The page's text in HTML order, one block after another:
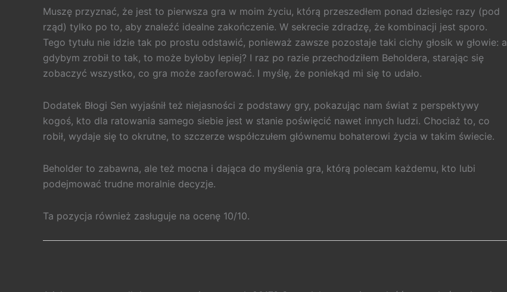
Muszę przyznać, że jest to pierwsza gra w moim życiu, którą przeszedłem ponad dziesięc razy (pod
rząd) tylko po to, aby znaleźć idealne zakończenie. W sekrecie zdradzę, że kombinacji jest sporo.
Tego tytułu nie idzie tak po prostu odstawić, ponieważ zawsze pozostaje taki cichy głosik w głowie: a
gdybym zrobił to tak, to może byłoby lepiej? I raz po razie przechodziłem Beholdera, starając się
zobaczyć wszystko, co gra może zaoferować. I myślę, że poniekąd mi się to udało.
Dodatek Błogi Sen wyjaśnił też niejasności z podstawy gry, pokazując nam świat z perspektywy
kogoś, kto dla ratowania samego siebie jest w stanie poświęcić nawet innych ludzi. Chociaż to, co
robił, wydaje się to okrutne, to szczerze współczułem głównemu bohaterowi życia w takim świecie.
Beholder to zabawna, ale też mocna i dająca do myślenia gra, którą polecam każdemu, kto lubi
podejmować trudne moralnie decyzje.
Ta pozycja również zasługuje na ocenę 10/10.